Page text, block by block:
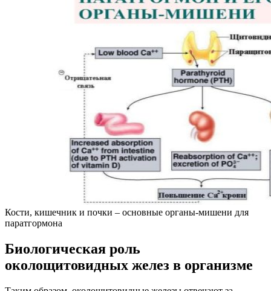
Кости, кишечник и почки – основные органы-мишени для
паратгормона
Биологическая роль
околощитовидных желез в организме